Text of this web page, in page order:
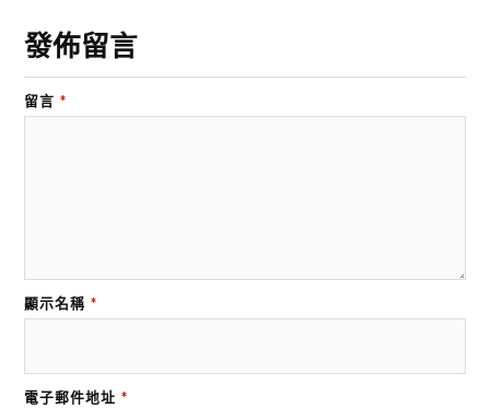
發佈留言
留言 *
顯示名稱 *
電子郵件地址 *